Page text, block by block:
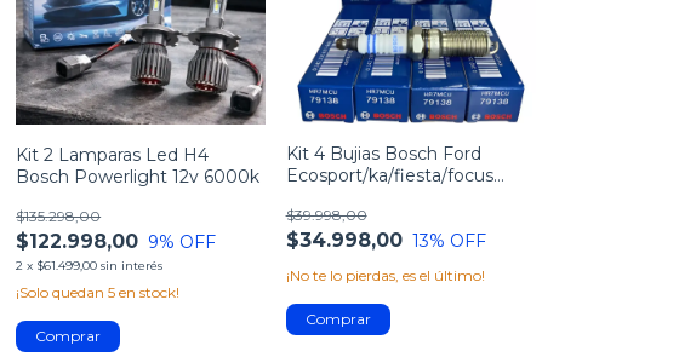
Kit 2 Lamparas Led H4
Bosch Powerlight 12v 6000k
$122.998,00
$135.298,00
9% OFF
2 x $61.499,00 sin interés
¡Solo quedan5 en stock!
Kit 4 Bujias Bosch Ford
Ecosport/ka/fiesta/focus
$34.998,00
$39.998,00
13% OFF
¡No te lo pierdas, es el último!